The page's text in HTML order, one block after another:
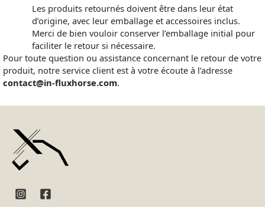
Les produits retournés doivent être dans leur état
d’origine, avec leur emballage et accessoires inclus.
Merci de bien vouloir conserver l’emballage initial pour
faciliter le retour si nécessaire.
Pour toute question ou assistance concernant le retour de votre
produit, notre service client est à votre écoute à l’adresse
contact@in-fluxhorse.com.